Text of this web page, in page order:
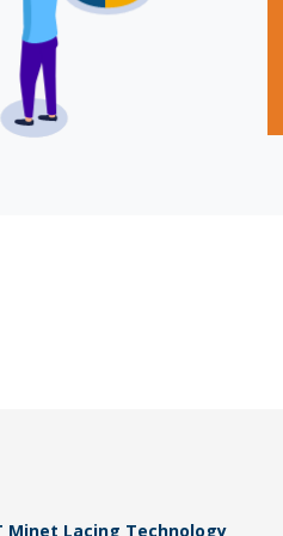
Minet Lacing Technology